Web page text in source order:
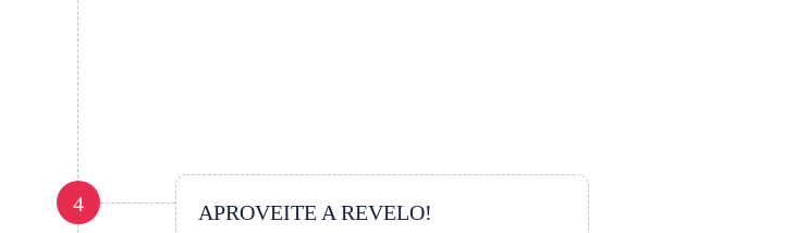
4 APROVEITE A REVELO!